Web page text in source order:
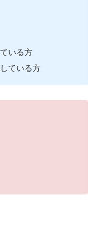
いる方
ている方